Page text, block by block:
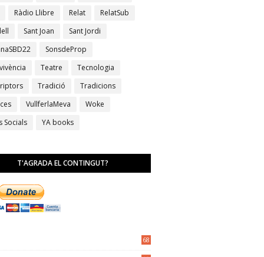
Ràdio Llibre Relat
RelatSub
Sant Joan
Sant Jordi
SonsdeProp
Teatre
Tecnologia
Tradició
Tradicions
VullferlaMeva
Woke
Socials
YA books
T'AGRADA EL CONTINGUT?
68